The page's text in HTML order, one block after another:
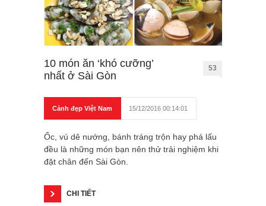
10 món ăn ‘khó cưỡng’
nhất ở Sài Gòn
53
Cảnh đẹp Việt Nam 15/12/2016 00:14:01
Ốc, vú dê nướng, bánh tráng trộn hay phá lấu
đều là những món bạn nên thử trải nghiệm khi
đặt chân đến Sài Gòn.
CHI TIẾT